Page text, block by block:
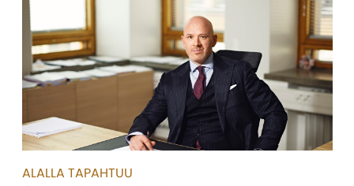
ALALLA TAPAHTUU